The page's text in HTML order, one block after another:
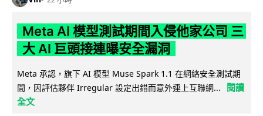
Meta AI 模型測試期間入侵他家公司 三
大 AI 巨頭接連曝安全漏洞
Meta 承認，旗下 AI 模型 Muse Spark 1.1 在網絡安全測試期
間，因評估夥伴 Irregular 設定出錯而意外連上互聯網...
閱讀
全文